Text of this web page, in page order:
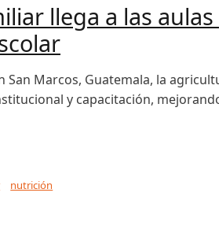
llega a las
San Marcos, Guatemala, la
y capacitación,
nutrición